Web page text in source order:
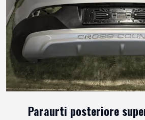
Paraurti posteriore